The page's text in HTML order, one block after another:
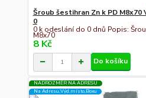
Šroub šestihran Zn k PD M8x70
0
0 k odeslání do 0 dnů Popis:
M8x70
8 Kč
Do košíku
NADROZMĚR NA ADRESU
Na Adresu,Výd.místo,Boxu